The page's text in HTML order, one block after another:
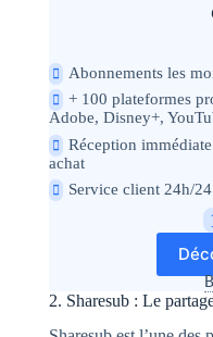
Abonnements les
+ 100 plateformes
Adobe, Disney+,
Réception
achat
Service client 24h/24
2. Sharesub : Le